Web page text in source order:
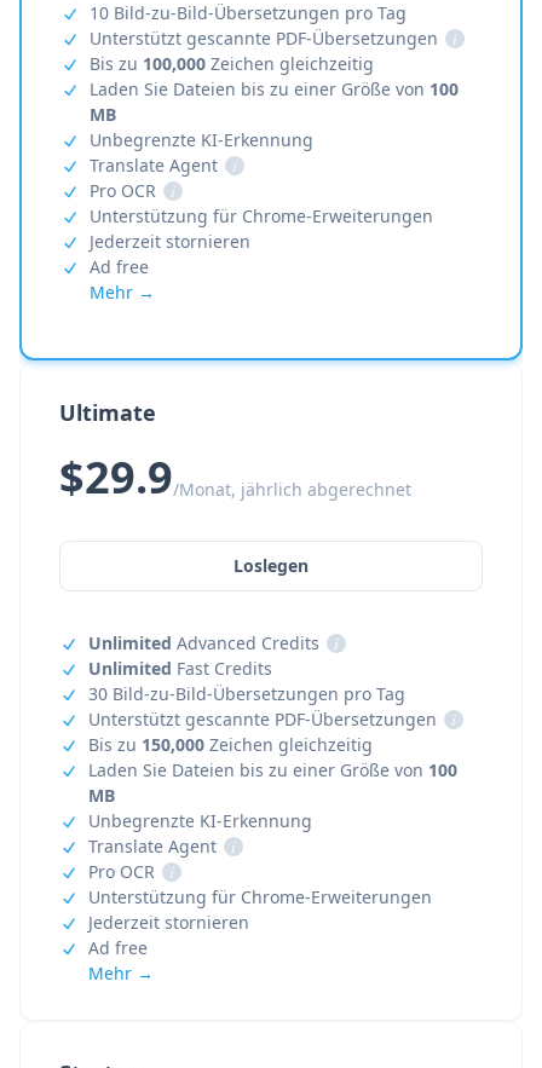
10 Bild-zu-Bild-Übersetzungen pro Tag
Unterstützt gescannte PDF-Übersetzungen
i
Bis zu 100,000 Zeichen gleichzeitig
Laden Sie Dateien bis zu einer Größe von 100
MB
Unbegrenzte KI-Erkennung
Translate Agent
i
Pro OCR
i
Unterstützung für Chrome-Erweiterungen
Jederzeit stornieren
Ad free
Mehr →
Ultimate
$29.9/Monat, jährlich abgerechnet
Loslegen
Unlimited Advanced Credits
i
Unlimited Fast Credits
30 Bild-zu-Bild-Übersetzungen pro Tag
Unterstützt gescannte PDF-Übersetzungen
i
Bis zu 150,000 Zeichen gleichzeitig
Laden Sie Dateien bis zu einer Größe von 100
MB
Unbegrenzte KI-Erkennung
Translate Agent
i
Pro OCR
i
Unterstützung für Chrome-Erweiterungen
Jederzeit stornieren
Ad free
Mehr →